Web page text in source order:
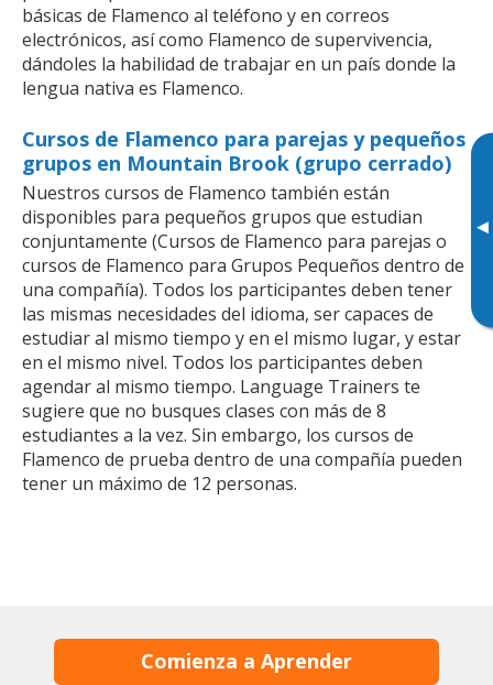
▸
básicas de Flamenco al teléfono y en correos
electrónicos, así como Flamenco de supervivencia,
dándoles la habilidad de trabajar en un país donde la
lengua nativa es Flamenco.
Cursos de Flamenco para parejas y pequeños
grupos en Mountain Brook (grupo cerrado)
Nuestros cursos de Flamenco también están
disponibles para pequeños grupos que estudian
conjuntamente (Cursos de Flamenco para parejas o
cursos de Flamenco para Grupos Pequeños dentro de
una compañía). Todos los participantes deben tener
las mismas necesidades del idioma, ser capaces de
estudiar al mismo tiempo y en el mismo lugar, y estar
en el mismo nivel. Todos los participantes deben
agendar al mismo tiempo. Language Trainers te
sugiere que no busques clases con más de 8
estudiantes a la vez. Sin embargo, los cursos de
Flamenco de prueba dentro de una compañía pueden
tener un máximo de 12 personas.
Comienza a Aprender